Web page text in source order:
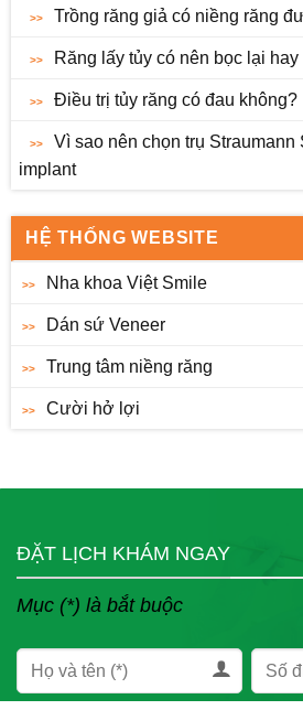
Trồng răng giả có niềng răng
Răng lấy tủy có nên bọc lại
Điều trị tủy răng có đau không?
Vì sao nên chọn trụ Straumann
implant
HỆ THỐNG WEBSITE
Nha khoa Việt Smile
Dán sứ Veneer
Trung tâm niềng răng
Cười hở lợi
ĐẶT LỊCH KHÁM NGAY
Mục (*) là bắt buộc